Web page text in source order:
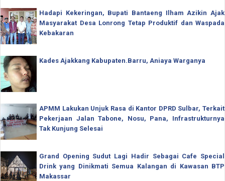
Hadapi Kekeringan, Bupati Bantaeng Ilham Azikin Ajak
Masyarakat Desa Lonrong Tetap Produktif dan Waspada
Kebakaran
Kades Ajakkang Kabupaten.Barru, Aniaya Warganya
APMM Lakukan Unjuk Rasa di Kantor DPRD Sulbar, Terkait
Pekerjaan Jalan Tabone, Nosu, Pana, Infrastrukturnya
Tak Kunjung Selesai
Grand Opening Sudut Lagi Hadir Sebagai Cafe Special
Drink yang Dinikmati Semua Kalangan di Kawasan BTP
Makassar